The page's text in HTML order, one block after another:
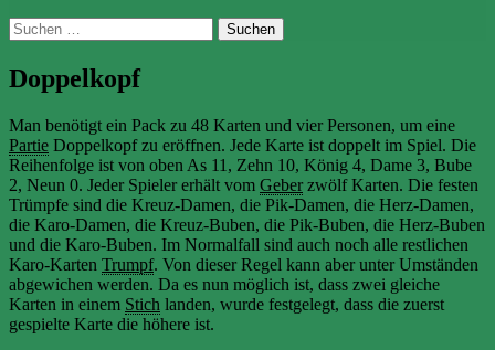
Suchen
nach:
Doppelkopf
Man benötigt ein Pack zu 48 Karten und vier Personen, um eine
Partie Doppelkopf zu eröffnen. Jede Karte ist doppelt im Spiel. Die
Reihenfolge ist von oben As 11, Zehn 10, König 4, Dame 3, Bube
2, Neun 0. Jeder Spieler erhält vom Geberzwölf Karten. Die festen
Trümpfe sind die Kreuz-Damen, die Pik-Damen, die Herz-Damen,
die Karo-Damen, die Kreuz-Buben, die Pik-Buben, die Herz-Buben
und die Karo-Buben. Im Normalfall sind auch noch alle restlichen
Karo-Karten Trumpf. Von dieser Regel kann aber unter Umständen
abgewichen werden. Da es nun möglich ist, dass zwei gleiche
Karten in einem Stich landen, wurde festgelegt, dass die zuerst
gespielte Karte die höhere ist.